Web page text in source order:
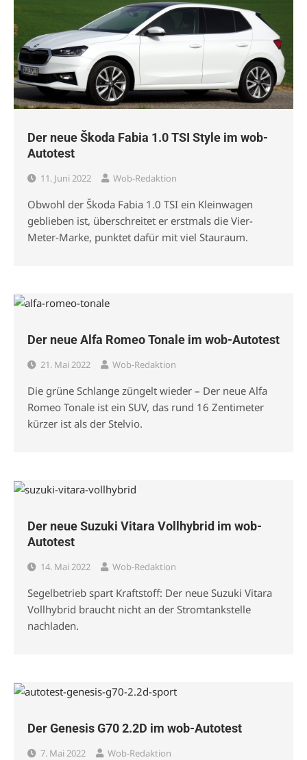
Der neue Škoda Fabia 1.0 TSI Style im wob-
Autotest
11. Juni 2022 Wob-Redaktion
Obwohl der Škoda Fabia 1.0 TSI ein Kleinwagen
geblieben ist, überschreitet er erstmals die Vier-
Meter-Marke, punktet dafür mit viel Stauraum.
Der neue Alfa Romeo Tonale im wob-Autotest
21. Mai 2022 Wob-Redaktion
Die grüne Schlange züngelt wieder – Der neue Alfa
Romeo Tonale ist ein SUV, das rund 16 Zentimeter
kürzer ist als der Stelvio.
Der neue Suzuki Vitara Vollhybrid im wob-
Autotest
14. Mai 2022 Wob-Redaktion
Segelbetrieb spart Kraftstoff: Der neue Suzuki Vitara
Vollhybrid braucht nicht an der Stromtankstelle
nachladen.
Der Genesis G70 2.2D im wob-Autotest
7. Mai 2022 Wob-Redaktion